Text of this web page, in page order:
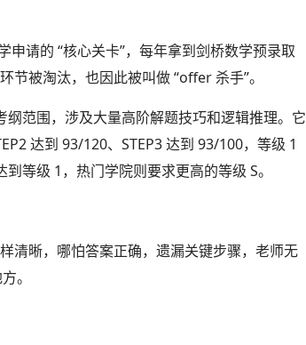
申请的 “核心关卡”，每年拿到剑桥数学预录取
节被淘汰，也因此被叫做 “offer 杀手”。
范围，涉及大量高阶解题技巧和逻辑推理。它
达到 93/120、STEP3 达到 93/100，等级 1
等级 1，热门学院则要求更高的等级 S。
清晰，哪怕答案正确，遗漏关键步骤，老师无
。